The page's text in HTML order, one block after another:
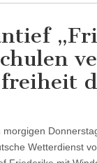
morgigen
Wetterdienst